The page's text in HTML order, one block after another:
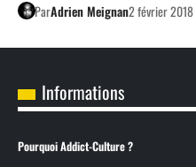
ParAdrien Meignan2 février 2018
Informations
Pourquoi Addict-Culture ?